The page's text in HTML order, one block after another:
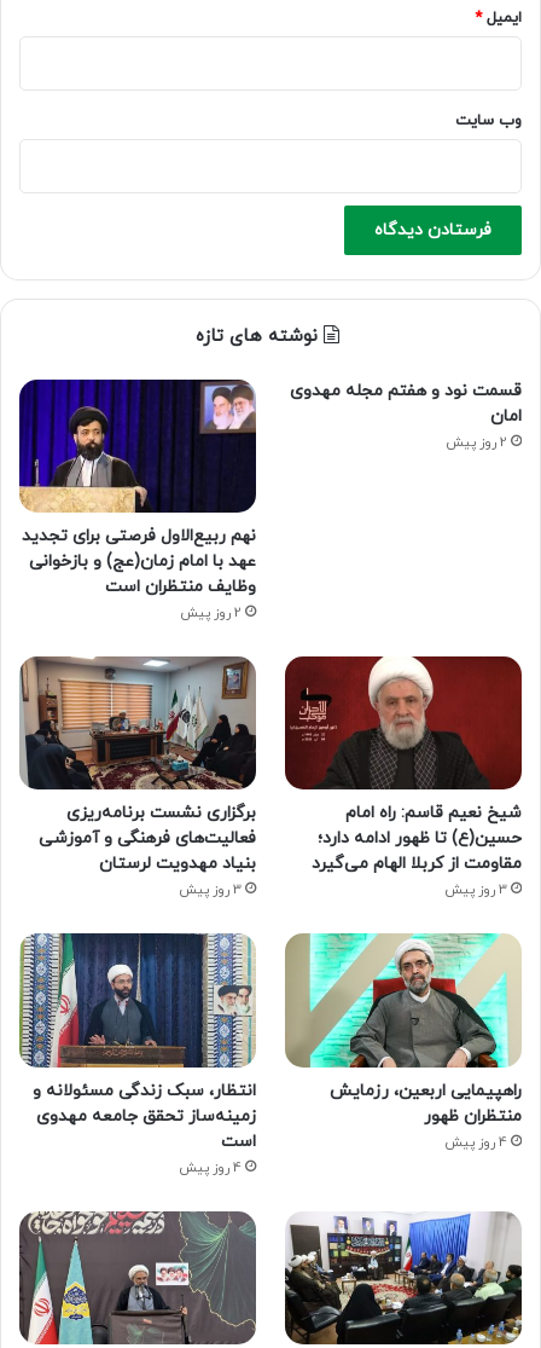
ایمیل*
وب‌ سایت
نوشته های تازه
قسمت نود و هفتم مجله مهدوی
امان
2 روز پیش
نهم ربیع‌الاول فرصتی برای تجدید
عهد با امام زمان(عج) و بازخوانی
وظایف منتظران است
2 روز پیش
شیخ نعیم قاسم: راه امام
حسین(ع) تا ظهور ادامه دارد؛
مقاومت از کربلا الهام می‌گیرد
3 روز پیش
برگزاری نشست برنامه‌ریزی
فعالیت‌های فرهنگی و آموزشی
بنیاد مهدویت لرستان
3 روز پیش
راهپیمایی اربعین، رزمایش
منتظران ظهور
4 روز پیش
انتظار، سبک زندگی مسئولانه و
زمینه‌ساز تحقق جامعه مهدوی
است
4 روز پیش